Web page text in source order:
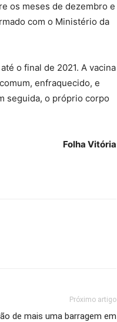
os meses de dezembro e
com o Ministério da
o final de 2021. A vacina
enfraquecido, e
seguida, o próprio corpo
Folha Vitória
Próximo artigo
de mais uma barragem em